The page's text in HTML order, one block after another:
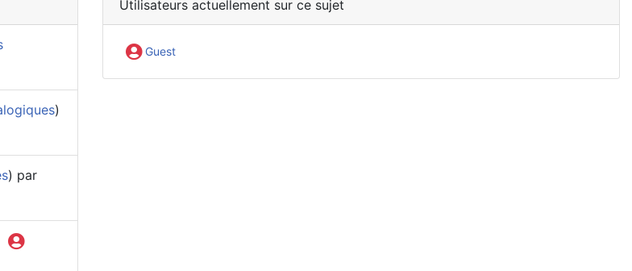
)
) par
Utilisateurs actuellement sur ce sujet
Guest